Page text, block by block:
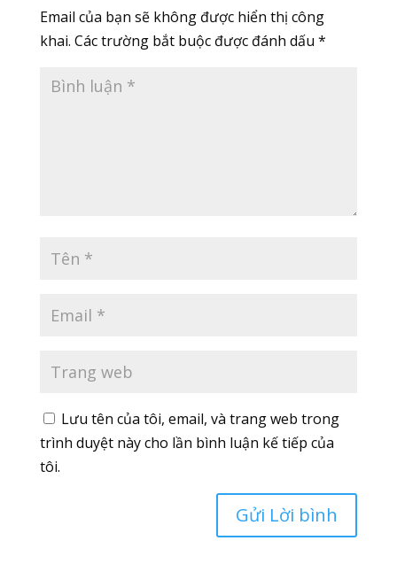
Email của bạn sẽ không được hiển thị công
khai. Các trường bắt buộc được đánh dấu *
Lưu tên của tôi, email, và trang web trong
trình duyệt này cho lần bình luận kế tiếp của
tôi.